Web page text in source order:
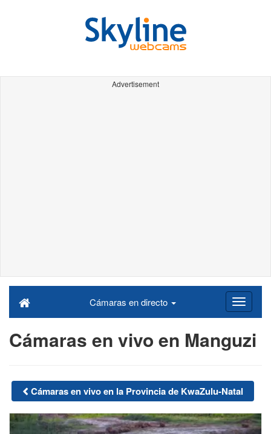
Advertisement
Cámaras en directo
Cámaras en vivo en Manguzi
Cámaras en vivo en la Provincia de KwaZulu-Natal